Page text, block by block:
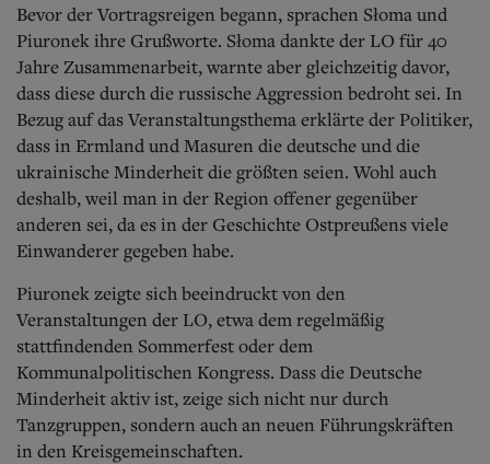
Bevor der Vortragsreigen begann, sprachen Słoma und
Piuronek ihre Grußworte. Słoma dankte der LO für 40
Jahre Zusammenarbeit, warnte aber gleichzeitig davor,
dass diese durch die russische Aggression bedroht sei. In
Bezug auf das Veranstaltungsthema erklärte der Politiker,
dass in Ermland und Masuren die deutsche und die
ukrainische Minderheit die größten seien. Wohl auch
deshalb, weil man in der Region offener gegenüber
anderen sei, da es in der Geschichte Ostpreußens viele
Einwanderer gegeben habe.
Piuronek zeigte sich beeindruckt von den
Veranstaltungen der LO, etwa dem regelmäßig
stattfindenden Sommerfest oder dem
Kommunalpolitischen Kongress. Dass die Deutsche
Minderheit aktiv ist, zeige sich nicht nur durch
Tanzgruppen, sondern auch an neuen Führungskräften
in den Kreisgemeinschaften.